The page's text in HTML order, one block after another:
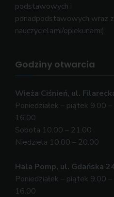
podstawowych i
ponadpodstawowych wraz z
nauczycielami/opiekunami)
Godziny otwarcia
Wieża Ciśnień, ul.
Poniedziałek – piątek 9.00 –
16.00
Sobota 10.00 – 21.00
Niedziela 10.00 – 20.00
Hala Pomp, ul. Gdańska
Poniedziałek – piątek 9.00 –
16.00